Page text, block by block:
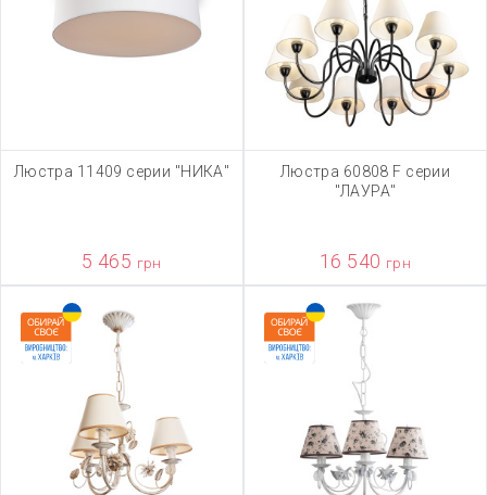
Люстра 11409 серии "НИКА"
5 465 грн
Люстра 60808 F серии
"ЛАУРА"
16 540 грн